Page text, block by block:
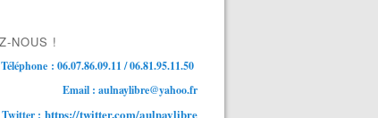
NOUS !
Téléphone : 06.07.86.09.11 / 06.81.95.11.50
Email : aulnaylibre@yahoo.fr
Twitter : https://twitter.com/aulnaylibre